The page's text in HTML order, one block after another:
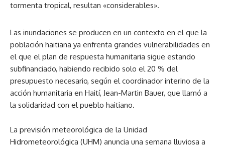
tormenta tropical, resultan «considerables».
Las inundaciones se producen en un contexto en el que la
población haitiana ya enfrenta grandes vulnerabilidades en
el que el plan de respuesta humanitaria sigue estando
subfinanciado, habiendo recibido solo el 20 % del
presupuesto necesario, según el coordinador interino de la
acción humanitaria en Haití, Jean-Martin Bauer, que llamó a
la solidaridad con el pueblo haitiano.
La previsión meteorológica de la Unidad
Hidrometeorológica (UHM) anuncia una semana lluviosa a